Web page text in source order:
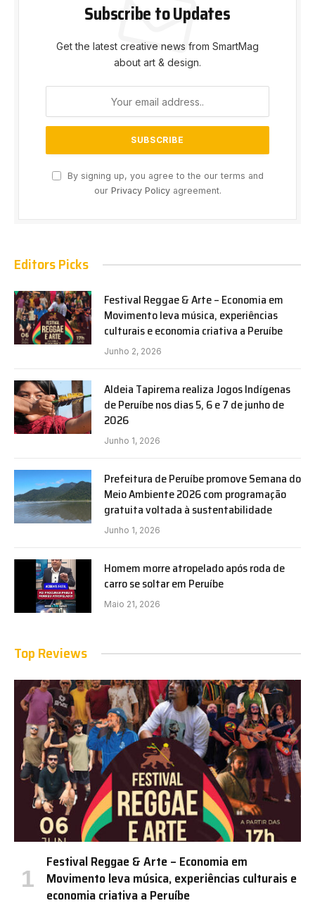
Subscribe to Updates
Get the latest creative news from SmartMag
about art & design.
By signing up, you agree to the our terms and
our Privacy Policyagreement.
Editors Picks
Festival Reggae & Arte – Economia em
Movimento leva música, experiências
culturais e economia criativa a Peruíbe
Junho 2, 2026
Aldeia Tapirema realiza Jogos Indígenas
de Peruíbe nos dias 5, 6 e 7 de junho de
2026
Junho 1, 2026
Prefeitura de Peruíbe promove Semana do
Meio Ambiente 2026 com programação
gratuita voltada à sustentabilidade
Junho 1, 2026
Homem morre atropelado após roda de
carro se soltar em Peruíbe
Maio 21, 2026
Top Reviews
Festival Reggae & Arte – Economia em
Movimento leva música, experiências culturais e
economia criativa a Peruíbe